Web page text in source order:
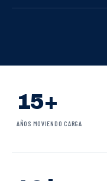
15+
AÑOS MOVIENDO CARGA